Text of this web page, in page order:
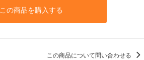
この商品を購入する
この商品について問い合わせる